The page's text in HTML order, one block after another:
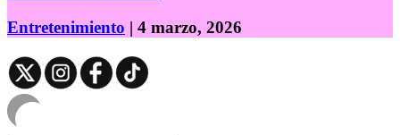
Entretenimiento | 4 marzo, 2026